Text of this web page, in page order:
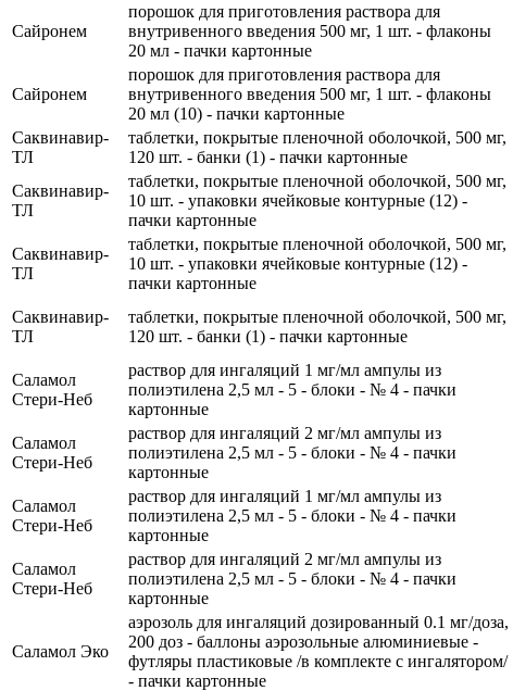
Сайронем
порошок для приготовления раствора для
внутривенного введения 500 мг, 1 шт. - флаконы
20 мл - пачки картонные
Сайронем
порошок для приготовления раствора для
внутривенного введения 500 мг, 1 шт. - флаконы
20 мл (10) - пачки картонные
Саквинавир-
ТЛ
таблетки, покрытые пленочной оболочкой, 500 мг,
120 шт. - банки (1) - пачки картонные
Саквинавир-
ТЛ
таблетки, покрытые пленочной оболочкой, 500 мг,
10 шт. - упаковки ячейковые контурные (12) -
пачки картонные
Саквинавир-
ТЛ
таблетки, покрытые пленочной оболочкой, 500 мг,
10 шт. - упаковки ячейковые контурные (12) -
пачки картонные
Саквинавир-
ТЛ
таблетки, покрытые пленочной оболочкой, 500 мг,
120 шт. - банки (1) - пачки картонные
Саламол
Стери-Неб
раствор для ингаляций 1 мг/мл ампулы из
полиэтилена 2,5 мл - 5 - блоки - № 4 - пачки
картонные
Саламол
Стери-Неб
раствор для ингаляций 2 мг/мл ампулы из
полиэтилена 2,5 мл - 5 - блоки - № 4 - пачки
картонные
Саламол
Стери-Неб
раствор для ингаляций 1 мг/мл ампулы из
полиэтилена 2,5 мл - 5 - блоки - № 4 - пачки
картонные
Саламол
Стери-Неб
раствор для ингаляций 2 мг/мл ампулы из
полиэтилена 2,5 мл - 5 - блоки - № 4 - пачки
картонные
Саламол Эко
аэрозоль для ингаляций дозированный 0.1 мг/доза,
200 доз - баллоны аэрозольные алюминиевые -
футляры пластиковые /в комплекте с ингалятором/
- пачки картонные